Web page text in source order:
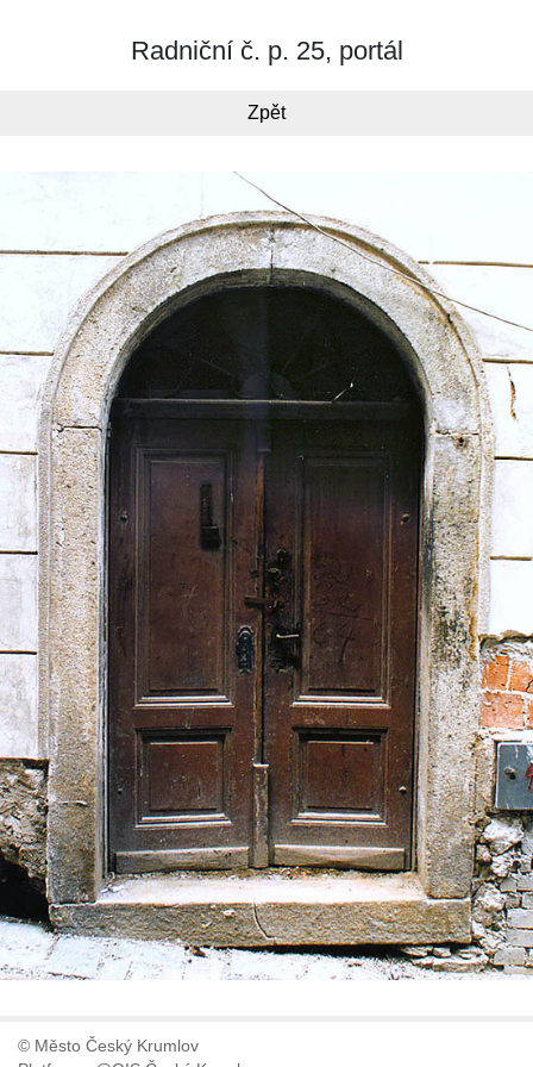
Radniční č. p. 25, portál
Zpět
© Město Český Krumlov